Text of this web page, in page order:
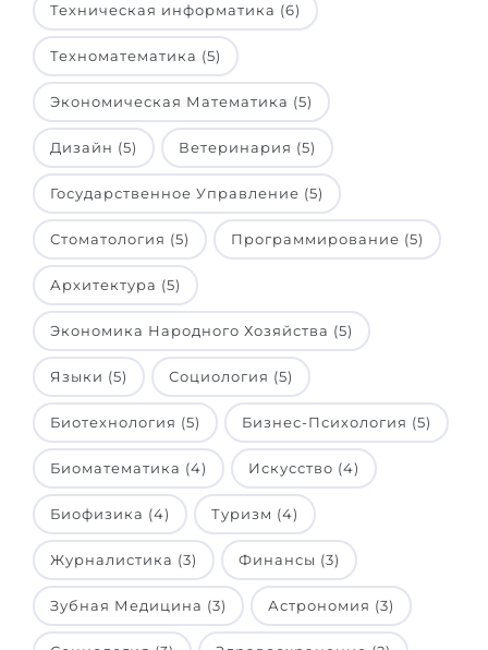
Тест Карта Интересов
Тест RIASEC
Успехна
100%
Наши студенты успешно поступают
КОНСУЛЬТАЦИЯ!
Россия
Украина
Казахстан
Азербайджан
Армения
Беларусь
Другая страна
ЗАПИСАТЬСЯ НА КОНСУЛЬТАЦИЮ
Техническая информатика (6)
Техноматематика (5)
Экономическая Математика (5)
Дизайн (5) Ветеринария (5)
Государственное Управление (5)
Стоматология (5) Программирование (5)
Архитектура (5)
Экономика Народного Хозяйства (5)
Языки (5) Социология (5)
Биотехнология (5) Бизнес-Психология (5)
Биоматематика (4) Искусство (4)
Биофизика (4) Туризм (4)
Журналистика (3) Финансы (3)
Зубная Медицина (3) Астрономия (3)